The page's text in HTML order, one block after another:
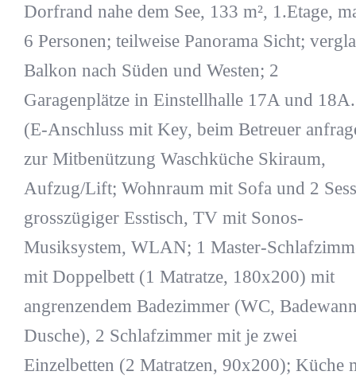
Dorfrand nahe dem See, 133 m², 1.Etage,
6 Personen; teilweise Panorama Sicht;
Balkon nach Süden und Westen; 2
Garagenplätze in Einstellhalle 17A und 18A.
(E-Anschluss mit Key, beim Betreuer
zur Mitbenützung Waschküche Skiraum,
Aufzug/Lift; Wohnraum mit Sofa und 2
grosszügiger Esstisch, TV mit Sonos-
Musiksystem, WLAN; 1 Master-
mit Doppelbett (1 Matratze, 180x200) mit
angrenzendem Badezimmer (WC,
Dusche), 2 Schlafzimmer mit je zwei
Einzelbetten (2 Matratzen, 90x200); Küche